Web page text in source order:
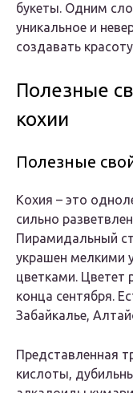
букеты. Одним
уникальное и
создавать
Полезные
кохии
Полезные
Кохия – это
сильно
Пирамидальный
украшен мелкими
цветками. Цветет
конца сентября.
Забайкалье,
Представленная
кислоты,